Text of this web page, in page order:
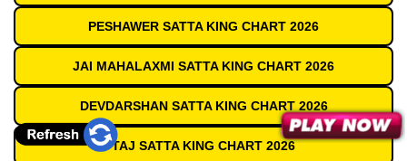
PESHAWER SATTA KING CHART 2026
JAI MAHALAXMI SATTA KING CHART 2026
DEVDARSHAN SATTA KING CHART 2026
TAJ SATTA KING CHART 2026